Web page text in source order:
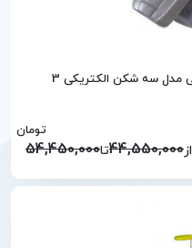
تخت جراحی پوست و مو و چشم پزشکی مدل سه شکن الکتریکی 3
از44,550,000تا54,450,000
تومان